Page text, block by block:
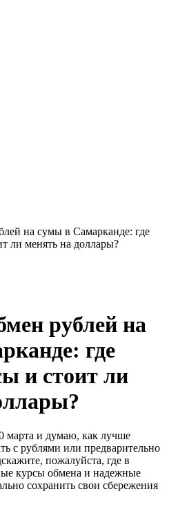
на сумы в Самарканде: где
ли менять на доллары?
рублей на
где
и стоит ли
марта и думаю, как лучше
с рублями или предварительно
пожалуйста, где в
курсы обмена и надежные
сохранить свои сбережения